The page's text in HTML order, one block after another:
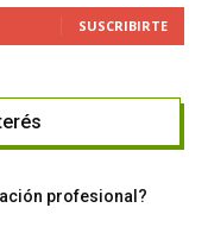
SUSCRIBIRTE
profesional?